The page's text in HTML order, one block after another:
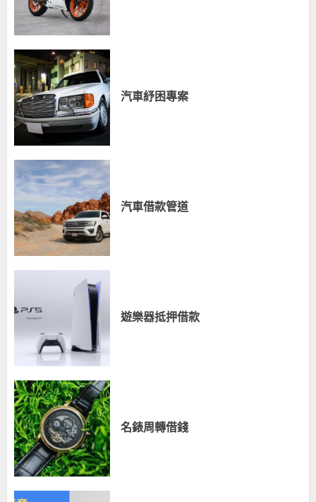
汽車紓困專案
汽車借款管道
遊樂器抵押借款
名錶周轉借錢